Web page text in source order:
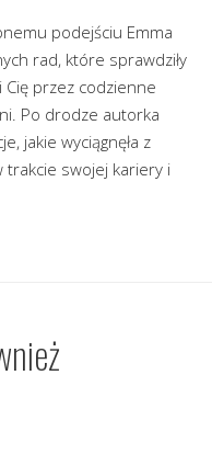
podejściu Emma
rad, które sprawdziły
Cię przez codzienne
Po drodze autorka
jakie wyciągnęła z
trakcie swojej kariery i